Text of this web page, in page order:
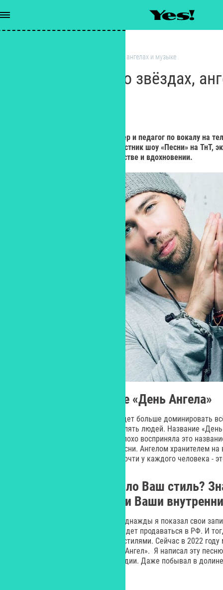
Антон Коробка о звёздах, ангелах и музыке
Антон Коробка о звёздах,
Антон Коробка — саунд-продюсер и педагог по вокалу на
Звёзд» и Евровидении 2019, участник шоу «Песни» на ТнТ,
проекте «Победитель» о творчестве и вдохновении.
Расскажите о группе «День Ангела»
Я решил создать музыку, где будет больше доминировать
главной целью ставил - вдохновлять людей. Название
маме, и в начале вся команда плохо восприняла это
мдеально подходит под наши песни. Ангелом хранителем
Высшее Я. День Ангела - есть почти у каждого человека -
А что предопределило Ваш стиль?
бизнеса или все-таки Ваши
В начале мы играли поп-рок. И однажды я показал свои
что поп-рок не продаётся и не будет продаваться в РФ. И
экспериментировать с другими стилями. Сейчас в 2022
рок и выпустили песню «Ты мой Ангел». Я написал эту
strong после путешествия по Индии. Даже побывал в